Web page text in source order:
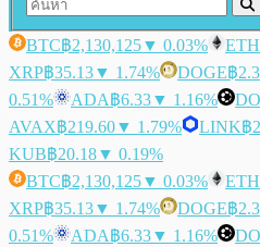
BTC฿2,130,125▼ 0.03% ETH
XRP฿35.13▼ 1.74% DOGE฿
0.51%
ADA฿6.33▼ 1.16%
AVAX฿219.60▼ 1.79% LINK฿
KUB฿20.18▼ 0.19%
BTC฿2,130,125▼ 0.03% ETH
XRP฿35.13▼ 1.74% DOGE฿
0.51%
ADA฿6.33▼ 1.16%